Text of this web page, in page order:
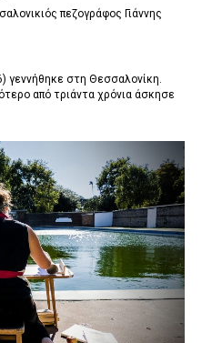
πεζογράφος Γιάννης
γεννήθηκε στη Θεσσαλονίκη.
από τριάντα χρόνια άσκησε